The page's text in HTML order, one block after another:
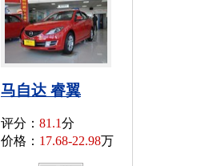
马自达 睿翼
评分： 81.1分
价格： 17.68-22.98万